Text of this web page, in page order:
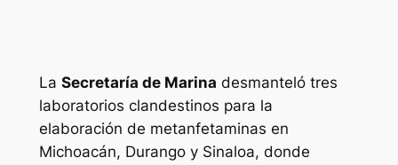
La Secretaría de Marina desmanteló tres
laboratorios clandestinos para la
elaboración de metanfetaminas en
Michoacán, Durango y Sinaloa, donde